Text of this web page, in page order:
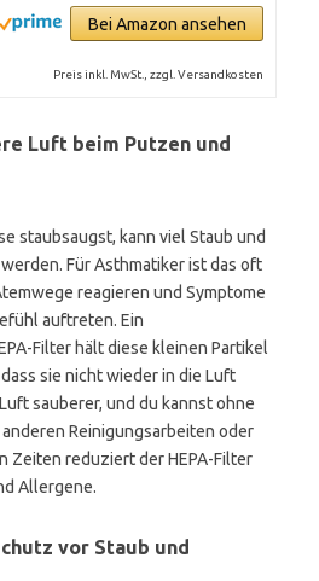
Bei Amazon ansehen
Preis inkl. MwSt., zzgl. Versandkosten
Luft beim Putzen und
staubsaugst, kann viel Staub und
Für Asthmatiker ist das oft
reagieren und Symptome
auftreten. Ein
Filter hält diese kleinen Partikel
sie nicht wieder in die Luft
sauberer, und du kannst ohne
Reinigungsarbeiten oder
Zeiten reduziert der HEPA-Filter
Allergene.
vor Staub und